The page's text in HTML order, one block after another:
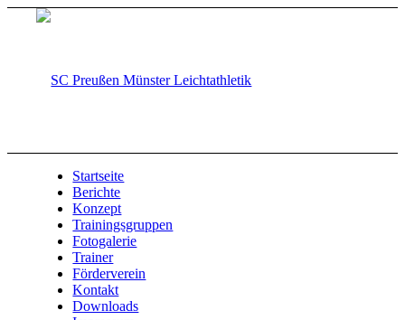
Startseite
Berichte
Konzept
Trainingsgruppen
Fotogalerie
Trainer
Förderverein
Kontakt
Downloads